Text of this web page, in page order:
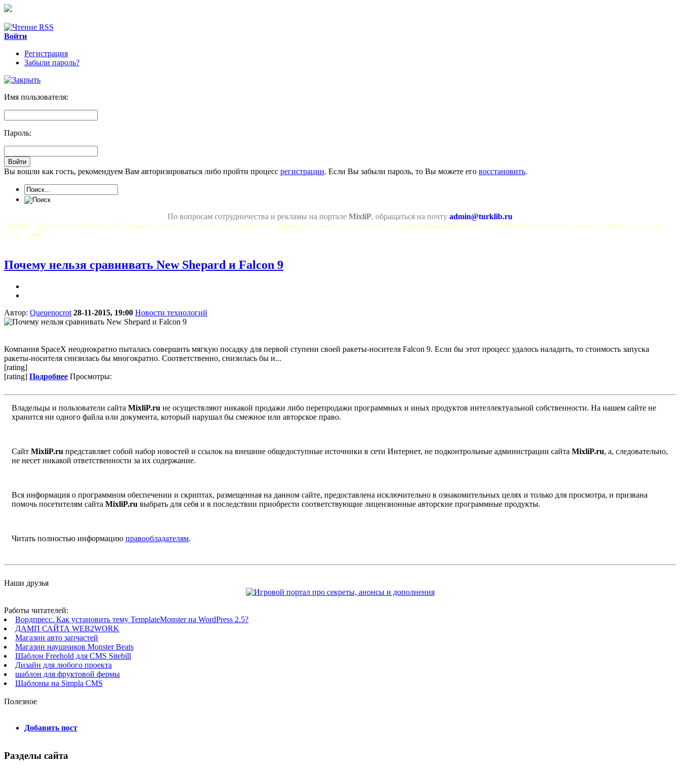
Войти
Регистрация
Забыли пароль?
Имя пользователя:
Пароль:
Вы вошли как гость, рекомендуем Вам авторизироваться либо пройти процесс регистрации. Если Вы забыли пароль, то Вы можете его восстановить.
По вопросам сотрудничества и рекламы на портале MixliP, обращаться на почту admin@turklib.ru
MixliP - Территория вебмастера! На нашем сайте вы найдете все для веб-мастеров и не только =) ! Различные скрипты для вашего сайта. И еще на нашем сайте немало софта! Заходи не
пожалеешь!
Почему нельзя сравнивать New Shepard и Falcon 9
Автор: Queuenocrot 28-11-2015, 19:00 Новости технологий
Компания SpaceX неоднократно пыталась совершить мягкую посадку для первой ступени своей ракеты-носителя Falcon 9. Если бы этот процесс удалось наладить, то стоимость запуска
ракеты-носителя снизилась бы многократно. Соответственно, снизилась бы и...
[rating]
[rating] Подробнее Просмотры:
Владельцы и пользователи сайта MixliP.ru не осуществляют никакой продажи либо перепродажи программных и иных продуктов интеллектуальной собственности. На нашем сайте не
хранится ни одного файла или документа, который нарушал бы смежное или авторское право.
Сайт MixliP.ru представляет собой набор новостей и ссылок на внешние общедоступные источники в сети Интернет, не подконтрольные администрации сайта MixliP.ru, а, следовательно,
не несет никакой ответственности за их содержание.
Вся информация о программном обеспечении и скриптах, размещенная на данном сайте, предоставлена исключительно в ознакомительных целях и только для просмотра, и призвана
помочь посетителям сайта MixliP.ru выбрать для себя и в последствии приобрести соответствующие лицензионные авторские программные продукты.
Читать полностью информацию правообладателям.
Наши друзья
Работы читателей:
Вордпресс. Как установить тему TemplateMonster на WordPress 2.5?
ДАМП САЙТА WEB2WORK
Магазин авто запчастей
Магазин наушников Monster Beats
Шаблон Freehold для CMS Sitebill
Дизайн для любого проекта
шаблон для фруктовой фермы
Шаблоны на Simpla CMS
Полезное
Добавить пост
Разделы сайта